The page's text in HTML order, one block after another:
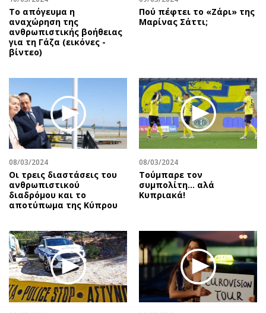
Το απόγευμα η
αναχώρηση της
ανθρωπιστικής βοήθειας
για τη Γάζα (εικόνες -
βίντεο)
Πού πέφτει το «Ζάρι» της
Μαρίνας Σάττι;
08/03/2024
Οι τρεις διαστάσεις του
ανθρωπιστικού
διαδρόμου και το
αποτύπωμα της Κύπρου
08/03/2024
Τούμπαρε τον
συμπολίτη… αλά
Κυπριακά!